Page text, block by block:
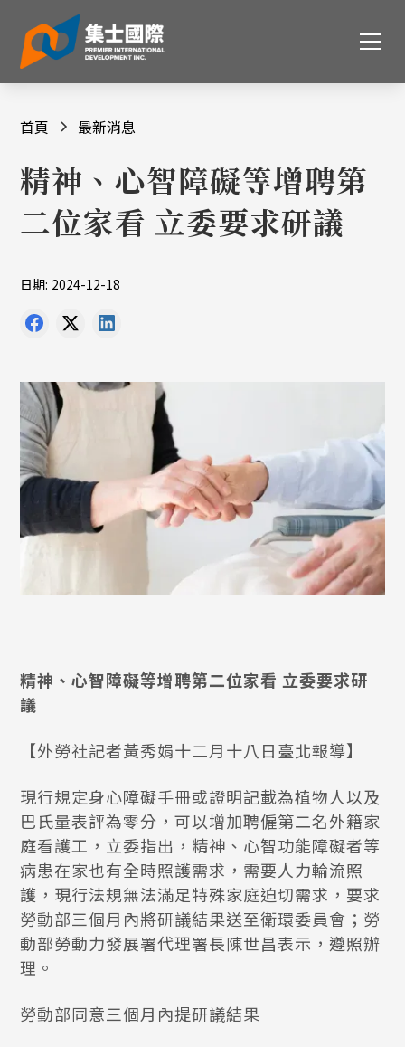
首頁 最新消息
精神、心智障礙等增聘第
二位家看 立委要求研議
日期: 2024-12-18
精神、心智障礙等增聘第二位家看 立委要求研
議
【外勞社記者黃秀娟十二月十八日臺北報導】
現行規定身心障礙手冊或證明記載為植物人以及
巴氏量表評為零分，可以增加聘僱第二名外籍家
庭看護工，立委指出，精神、心智功能障礙者等
病患在家也有全時照護需求，需要人力輪流照
護，現行法規無法滿足特殊家庭迫切需求，要求
勞動部三個月內將研議結果送至衛環委員會；勞
動部勞動力發展署代理署長陳世昌表示，遵照辦
理。
勞動部同意三個月內提研議結果